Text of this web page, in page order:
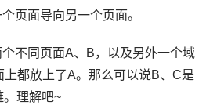
页面导向另一个页面。
个不同页面A、B，以及另外一个域
都放上了A。那么可以说B、C是
。理解吧~